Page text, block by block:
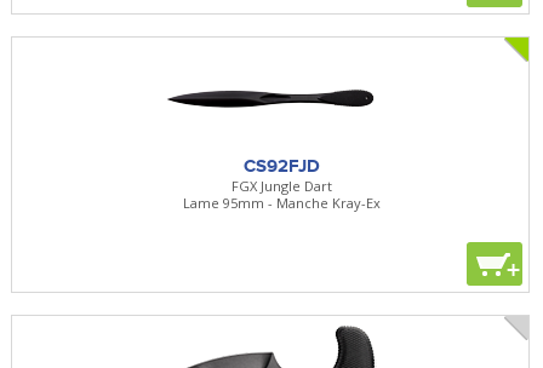
CS92FJD
FGX Jungle Dart
Lame 95mm - Manche Kray-Ex
+